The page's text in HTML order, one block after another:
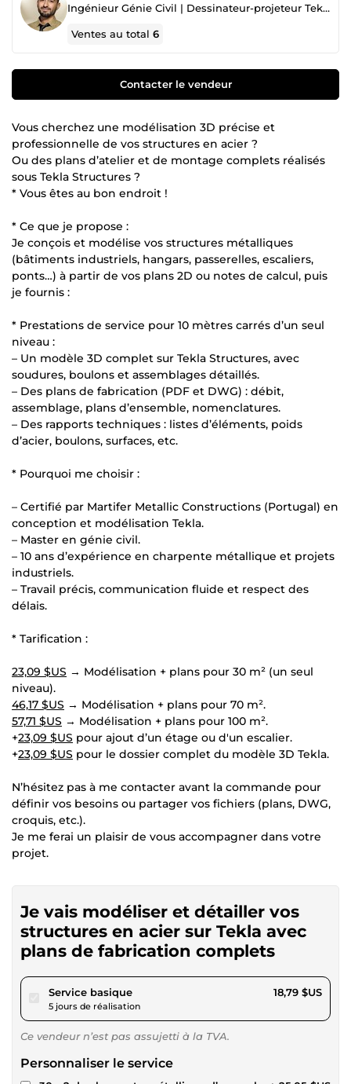
Ingénieur Génie Civil | Dessinateur-projeteur Tekla
Ventes au total6
Contacter le vendeur
Vous cherchez une modélisation 3D précise et
professionnelle de vos structures en acier ?
Ou des plans d’atelier et de montage complets réalisés
sous Tekla Structures ?
* Vous êtes au bon endroit !
* Ce que je propose :
Je conçois et modélise vos structures métalliques
(bâtiments industriels, hangars, passerelles, escaliers,
ponts…) à partir de vos plans 2D ou notes de calcul, puis
je fournis :
* Prestations de service pour 10 mètres carrés d’un seul
niveau :
– Un modèle 3D complet sur Tekla Structures, avec
soudures, boulons et assemblages détaillés.
– Des plans de fabrication (PDF et DWG) : débit,
assemblage, plans d’ensemble, nomenclatures.
– Des rapports techniques : listes d’éléments, poids
d’acier, boulons, surfaces, etc.
* Pourquoi me choisir :
– Certifié par Martifer Metallic Constructions (Portugal) en
conception et modélisation Tekla.
– Master en génie civil.
– 10 ans d’expérience en charpente métallique et projets
industriels.
– Travail précis, communication fluide et respect des
délais.
* Tarification :
23,09 $US → Modélisation + plans pour 30 m² (un seul
niveau).
46,17 $US → Modélisation + plans pour 70 m².
57,71 $US → Modélisation + plans pour 100 m².
+23,09 $US pour ajout d’un étage ou d'un escalier.
+23,09 $US pour le dossier complet du modèle 3D Tekla.
N’hésitez pas à me contacter avant la commande pour
définir vos besoins ou partager vos fichiers (plans, DWG,
croquis, etc.).
Je me ferai un plaisir de vous accompagner dans votre
projet.
Je vais modéliser et détailler vos
structures en acier sur Tekla avec
plans de fabrication complets
Service basiquepour 17,31 $US
5 jours de réalisation
18,79 $US
Ce vendeur n’est pas assujetti à la TVA.
Personnaliser le service